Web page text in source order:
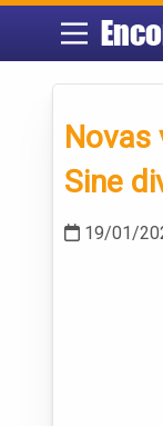
Sine
19/01/